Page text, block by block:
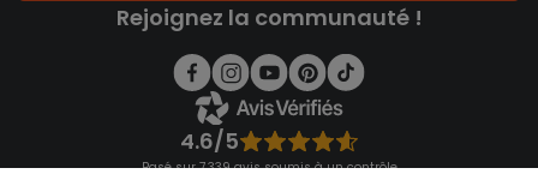
Rejoignez la communauté !
4.6/5
Basé sur 7 339 avis soumis à un contrôle